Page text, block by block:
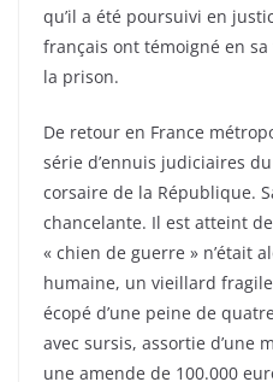
qu’il a été poursuivi en
français ont témoigné en
la prison.
De retour en France
série d’ennuis judiciaires
corsaire de la République.
chancelante. Il est atteint
« chien de guerre » n’était
humaine, un vieillard
écopé d’une peine de
avec sursis, assortie d’une
une amende de 100.000